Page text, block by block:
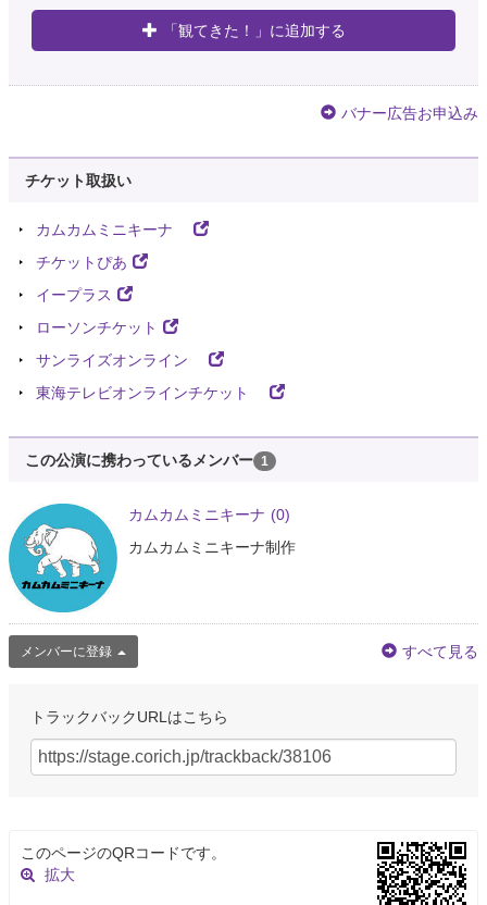
「観てきた！」に追加する
バナー広告お申込み
チケット取扱い
カムカムミニキーナ
チケットぴあ
イープラス
ローソンチケット
サンライズオンライン
東海テレビオンラインチケット
この公演に携わっているメンバー 1
カムカムミニキーナ (0)
カムカムミニキーナ制作
メンバーに登録 すべて見る
トラックバックURLはこちら
このページのQRコードです。
拡大